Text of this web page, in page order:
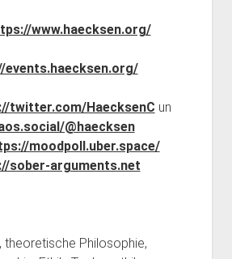
www.haecksen.org/
events.haecksen.org/
twitter.com/HaecksenC un
@haecksen
moodpoll.uber.space/
sober-arguments.net
theoretische Philosophie,